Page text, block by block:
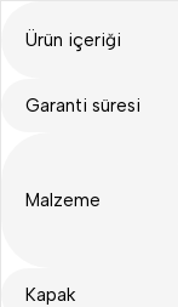
Ürün içeriği
Garanti süresi
Malzeme
Kapak